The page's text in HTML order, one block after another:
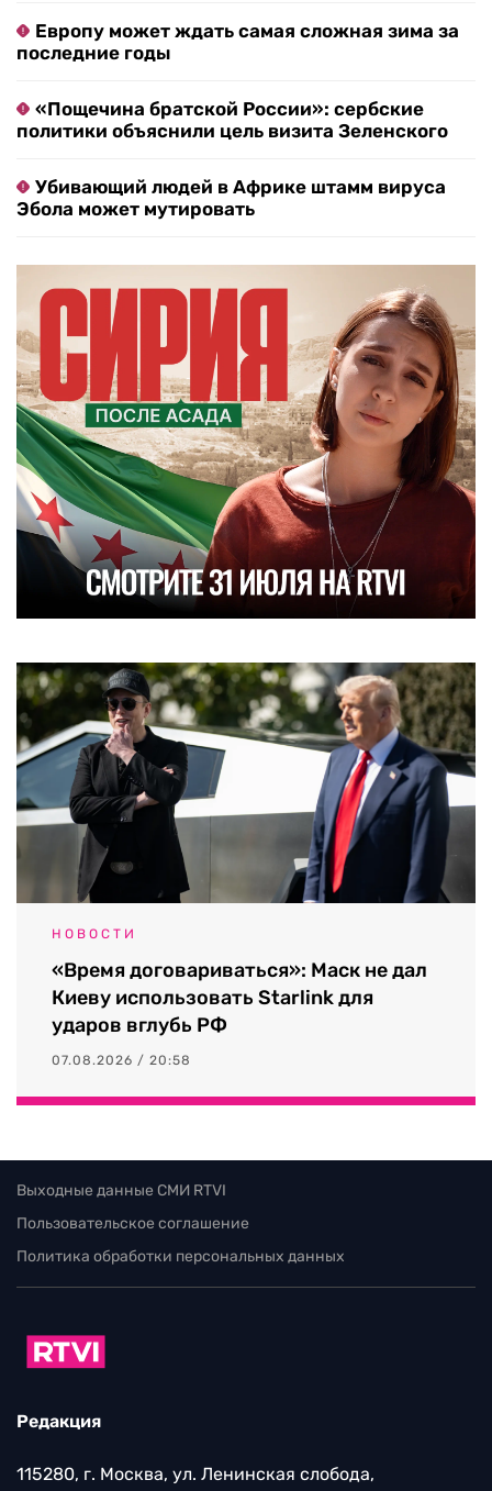
Европу может ждать самая сложная зима за
последние годы
«Пощечина братской России»: сербские
политики объяснили цель визита Зеленского
Убивающий людей в Африке штамм вируса
Эбола может мутировать
НОВОСТИ
«Время договариваться»: Маск не дал
Киеву использовать Starlink для
ударов вглубь РФ
07.08.2026 / 20:58
Выходные данные СМИ RTVI
Пользовательское соглашение
Политика обработки персональных данных
Редакция
115280, г. Москва, ул. Ленинская слобода,